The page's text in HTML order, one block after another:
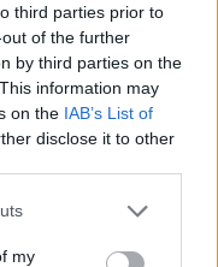
third parties prior to
of the further
by third parties on the
information may
on the IAB’s List of
disclose it to other
my
a Valutaalap korábbi
egyes
valószínűleg
az esetleges...